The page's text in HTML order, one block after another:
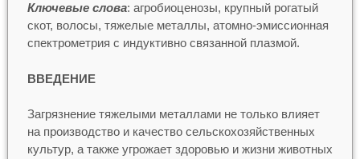
Ключевые слова: агробиоценозы, крупный рогатый
скот, волосы, тяжелые металлы, атомно-эмиссионная
спектрометрия с индуктивно связанной плазмой.
ВВЕДЕНИЕ
Загрязнение тяжелыми металлами не только влияет
на производство и качество сельскохозяйственных
культур, а также угрожает здоровью и жизни животных